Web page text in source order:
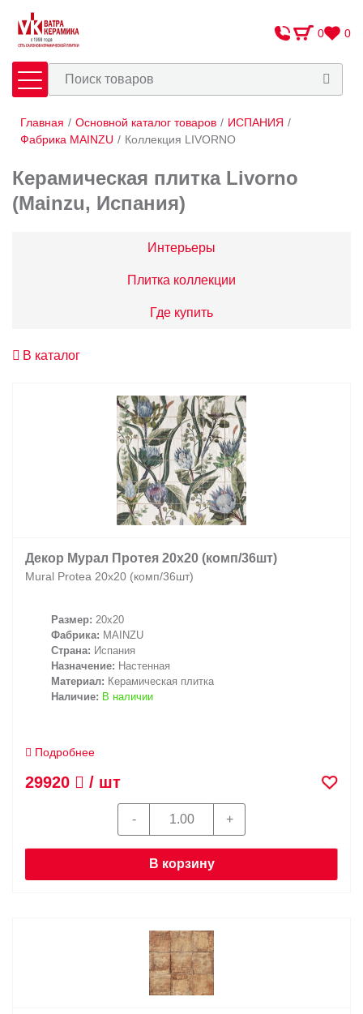
0 0
Плитка Сантехника
Оплата и доставка
Сотрудничество
Адреса салонов
+7 (495) 532-06-30
Заказать звонок
Главная / Основной каталог товаров / ИСПАНИЯ /
Фабрика MAINZU / Коллекция LIVORNO
Керамическая плитка Livorno
(Mainzu, Испания)
Интерьеры
Плитка коллекции
Где купить
В каталог
Декор Мурал Протея 20х20 (комп/36шт)
Mural Protea 20х20 (комп/36шт)
Размер: 20x20
Фабрика: MAINZU
Страна: Испания
Назначение: Настенная
Материал: Керамическая плитка
Наличие: В наличии
Подробнее
29920 / шт
В корзину